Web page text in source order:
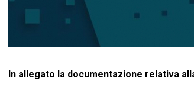
In allegato la documentazione relativa